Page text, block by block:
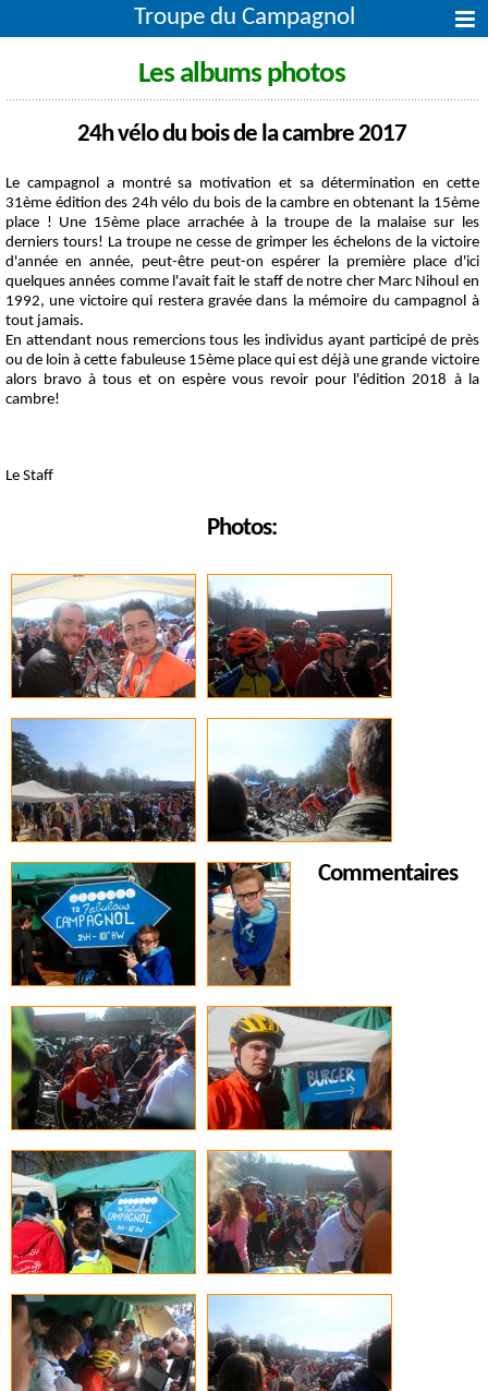
Troupe du Campagnol
Les albums photos
24h vélo du bois de la cambre 2017
Le campagnol a montré sa motivation et sa détermination en cette
31ème édition des 24h vélo du bois de la cambre en obtenant la 15ème
place ! Une 15ème place arrachée à la troupe de la malaise sur les
derniers tours! La troupe ne cesse de grimper les échelons de la victoire
d'année en année, peut-être peut-on espérer la première place d'ici
quelques années comme l'avait fait le staff de notre cher Marc Nihoul en
1992, une victoire qui restera gravée dans la mémoire du campagnol à
tout jamais.
En attendant nous remercions tous les individus ayant participé de près
ou de loin à cette fabuleuse 15ème place qui est déjà une grande victoire
alors bravo à tous et on espère vous revoir pour l'édition 2018 à la
cambre!
Le Staff
Photos:
Commentaires